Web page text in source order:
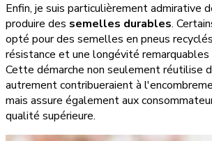
Enfin, je suis particulièrement admirative
produire des semelles durables.
opté pour des semelles en pneus
résistance et une longévité remarquables
Cette démarche non seulement réutilise
autrement contribueraient à
mais assure également aux
qualité supérieure.